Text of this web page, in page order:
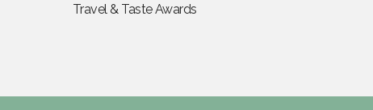
Travel & Taste Awards